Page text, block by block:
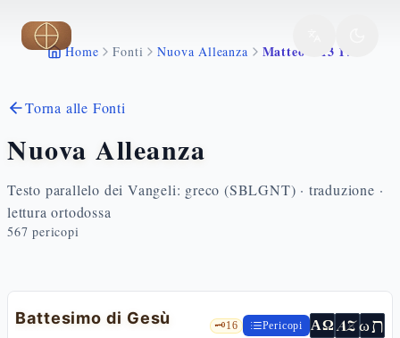
Vai al contenuto principale
Home Fonti Nuova Alleanza Matteo 3 13 17
Torna alle Fonti
Nuova Alleanza
Testo parallelo dei Vangeli: greco (SBLGNT) · traduzione ·
lettura ortodossa
567 pericopi
Battesimo di Gesù 🗝️16 Pericopi ΑΩ AZωת